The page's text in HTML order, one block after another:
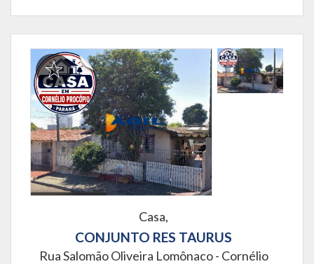
Casa,
CONJUNTO RES TAURUS
Rua Salomão Oliveira Lomônaco - Cornélio